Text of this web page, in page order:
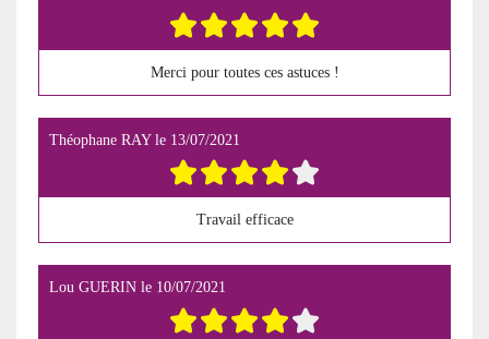
Merci pour toutes ces astuces !
Théophane RAYle 13/07/2021
Travail efficace
Lou GUERIN le 10/07/2021